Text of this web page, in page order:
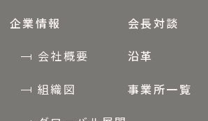
企業情報
会社概要
組織図
会長対談
沿革
事業所一覧